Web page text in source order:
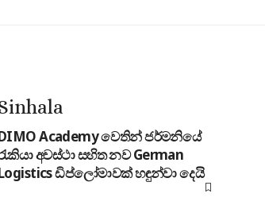
Academy වෙතින් ජර්මනියේ
අවස්ථා සහිත නව German
ඩිප්ලෝමාවක් හඳුන්වා දෙයි